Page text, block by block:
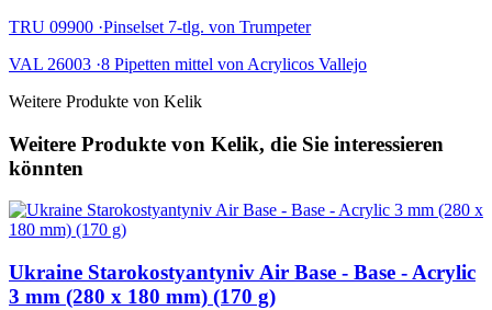
TRU 09900 ·Pinselset 7-tlg. von Trumpeter
VAL 26003 ·8 Pipetten mittel von Acrylicos Vallejo
Weitere Produkte von Kelik
Weitere Produkte von Kelik, die Sie interessieren
könnten
Ukraine Starokostyantyniv Air Base - Base - Acrylic
3 mm (280 x 180 mm) (170 g)